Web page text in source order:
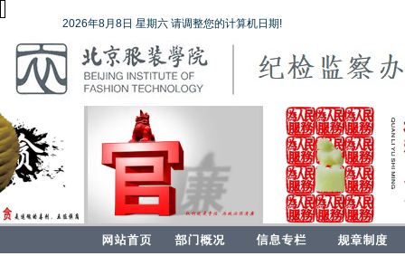
2026年8月8日 星期六 请调整您的计算机日期!